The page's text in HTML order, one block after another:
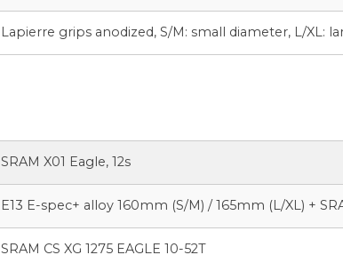
Lapierre grips anodized, S/M: small diameter, L/XL:
SRAM X01 Eagle, 12s
E13 E-spec+ alloy 160mm (S/M) / 165mm (L/XL) +
SRAM CS XG 1275 EAGLE 10-52T